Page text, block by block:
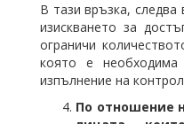
В тази връзка, следва
изискването за
ограничи
която е
изпълнение на
По отношение